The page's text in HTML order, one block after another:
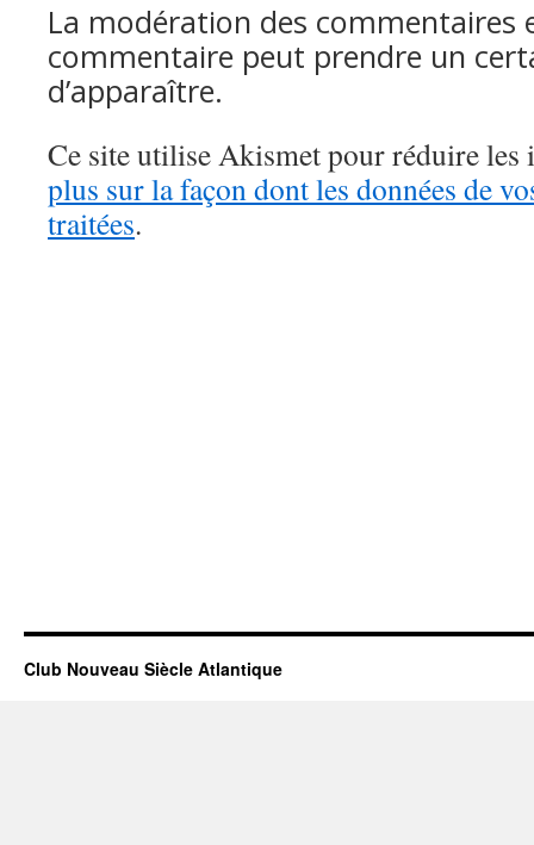
La modération des commentaires
commentaire peut prendre un
d’apparaître.
Ce site utilise Akismet pour réduire les
plus sur la façon dont les données de
traitées.
Club Nouveau Siècle Atlantique